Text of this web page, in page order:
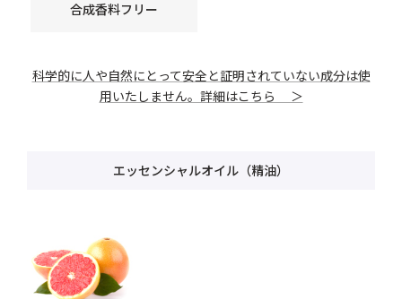
合成香料フリー
科学的に人や自然にとって安全と証明されていない成分は使
用いたしません。詳細はこちら ＞
エッセンシャルオイル（精油）